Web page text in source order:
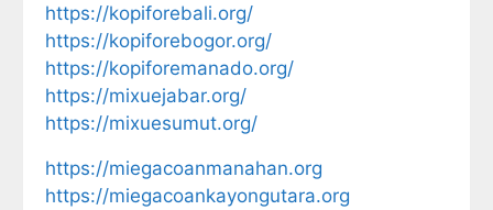
https://kopiforebali.org/
https://kopiforebogor.org/
https://kopiforemanado.org/
https://mixuejabar.org/
https://mixuesumut.org/
https://miegacoanmanahan.org
https://miegacoankayongutara.org